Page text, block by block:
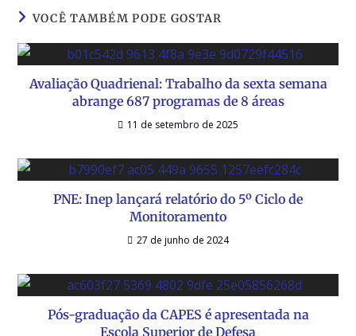
VOCÊ TAMBÉM PODE GOSTAR
Avaliação Quadrienal: Trabalho da sexta semana
abrange 687 programas de 8 áreas
11 de setembro de 2025
PNE: Inep lançará relatório do 5º Ciclo de
Monitoramento
27 de junho de 2024
Pós-graduação da CAPES é apresentada na
Escola Superior de Defesa